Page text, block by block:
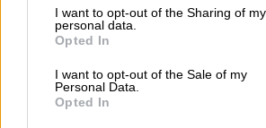
not limited to your visit or usage
grant or deny consent to Google and its
use your data for below specified
consent section.
I want to opt-out of the Sharing of my
personal data.
Opted In
I want to opt-out of the Sale of my
Personal Data.
Opted In
Αναλυτικά η ανακοίνωση:
«Σαν να μην έφταναν οι
μεθοδεύσεις, η προσπάθεια
τα συνεχόμενα εμπόδια που